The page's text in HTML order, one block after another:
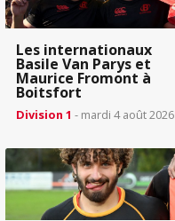
Les internationaux
Basile Van Parys et
Maurice Fromont à
Boitsfort
Division 1 - mardi 4 août 2026